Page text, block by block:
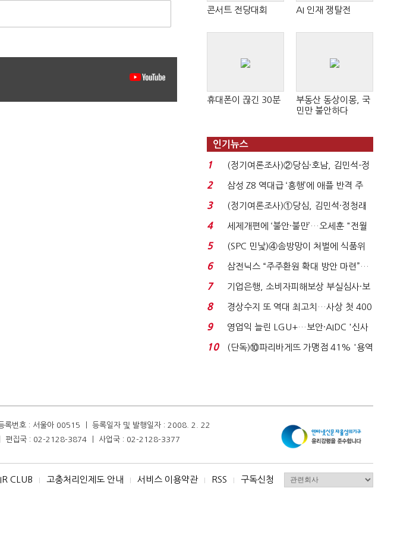
콘서트 전당대회 AI 인재 쟁탈전
휴대폰이 끊긴 30분
부동산 동상이몽, 국
민만 불안하다
인기뉴스
1
(정기여론조사)②당심·호남, 김민석-정
청래 '초접전'...
2
삼성 Z8 역대급 ‘흥행’에 애플 반격 주
목…9월 ‘폴...
3
(정기여론조사)①당심, 김민석·정청래
'초접전'…대통령 ...
4
세제개편에 ‘불안·불만’…오세훈 "전월
세 구하기 더 ...
5
(SPC 민낯)④솜방망이 처벌에 식품위
생법 위반 반복...
6
삼전닉스 “주주환원 확대 방안 마련”…
로이터에 성명...
7
기업은행, 소비자피해보상 부실심사·보
이스피싱 공시 ...
8
경상수지 또 역대 최고치…사상 첫 400
억달러에 '3% 성...
9
영업익 늘린 LGU+…보안·AIDC '신사
업 드라이브'...
10
(단독)⑩파리바게뜨 가맹점 41% '용역
록번호 : 서울아 00515 ㅣ 등록일자 및 발행일자 : 2008. 2. 22
ㅣ 편집국 : 02-2128-3874 ㅣ 사업국 : 02-2128-3377
IR CLUB I 고충처리인제도 안내 I 서비스 이용약관 I RSS I 구독신청